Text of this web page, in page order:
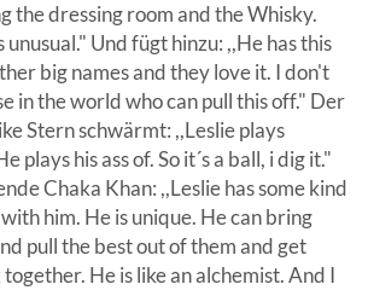
the dressing room and the Whisky.
Und fügt hinzu: ,,He has this
big names and they love it. I don't
in the world who can pull this off." Der
Stern schwärmt: ,,Leslie plays
plays his ass of. So it´s a ball, i dig it."
Chaka Khan: ,,Leslie has some kind
him. He is unique. He can bring
pull the best out of them and get
He is like an alchemist. And I